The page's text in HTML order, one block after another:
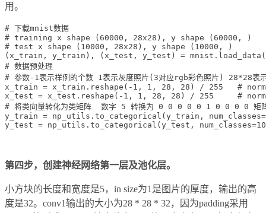
用。
# 下载mnist数据
# training x shape (60000, 28x28), y shape (60000, )
# test x shape (10000, 28x28), y shape (10000, )
(x_train, y_train), (x_test, y_test) =
# 数据预处理
# 参数-1表示样例的个数 1表示灰度照片(3对应rgb彩色照片) 28*28表
x_train = x_train.reshape(-1, 1, 28, 28) / 255   #
x_test = x_test.reshape(-1, 1, 28, 28) / 255     #
# 将类向量转化为类矩阵  数字 5 转换为 0 0 0 0 0 1 0 0 0 0 矩
y_train = np_utils.to_categorical(y_train,
第四步，创建神经网络第一层及池化层。
小方块的长度和宽度是5，in size为1是图片的厚度，输出的高
度是32。conv1输出的大小为28 * 28 * 32，因为padding采用